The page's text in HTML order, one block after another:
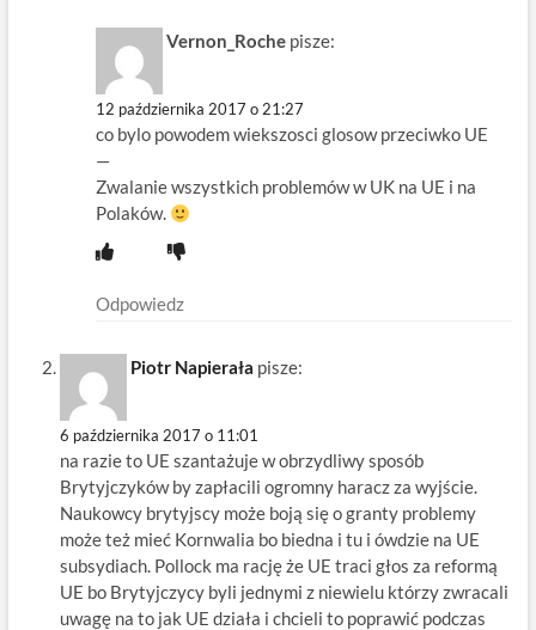
Vernon_Roche pisze:
12 października 2017 o 21:27
co bylo powodem wiekszosci glosow przeciwko UE
—
Zwalanie wszystkich problemów w UK na UE i na
Polaków.
Odpowiedz
Piotr Napierała pisze:
6 października 2017 o 11:01
na razie to UE szantażuje w obrzydliwy sposób
Brytyjczyków by zapłacili ogromny haracz za wyjście.
Naukowcy brytyjscy może boją się o granty problemy
może też mieć Kornwalia bo biedna i tu i ówdzie na UE
subsydiach. Pollock ma rację że UE traci głos za reformą
UE bo Brytyjczycy byli jednymi z niewielu którzy zwracali
uwagę na to jak UE działa i chcieli to poprawić podczas